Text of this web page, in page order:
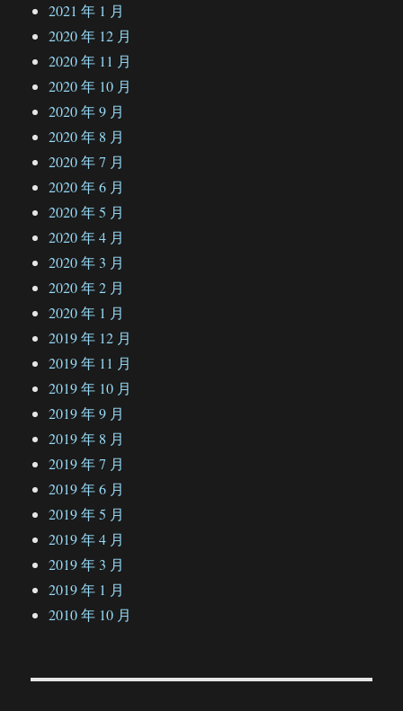
2021 年 1 月
2020 年 12 月
2020 年 11 月
2020 年 10 月
2020 年 9 月
2020 年 8 月
2020 年 7 月
2020 年 6 月
2020 年 5 月
2020 年 4 月
2020 年 3 月
2020 年 2 月
2020 年 1 月
2019 年 12 月
2019 年 11 月
2019 年 10 月
2019 年 9 月
2019 年 8 月
2019 年 7 月
2019 年 6 月
2019 年 5 月
2019 年 4 月
2019 年 3 月
2019 年 1 月
2010 年 10 月